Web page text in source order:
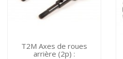
T2M Axes de roues
arrière (2p) :